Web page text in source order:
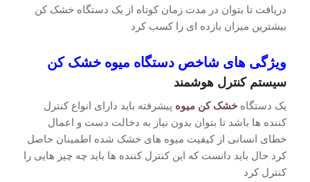
دریافت تا بتوان در مدت زمان کوتاه از یک دستگاه خشک کن
بیشترین میزان بازده ای را کسب کرد
ویژگی های شاخص دستگاه میوه خشک کن
سیستم کنترل هوشمند
یک دستگاه خشک کن میوه پیشرفته باید دارای انواع کنترل
کننده ها باشد تا بتوان بدون نیاز به دخالت دست و اعمال
خطای انسانی از کیفیت میوه های خشک شده اطمینان حاصل
کرد حال باید دانست که این کنترل کننده ها باید چه چیز هایی را
کنترل کرد